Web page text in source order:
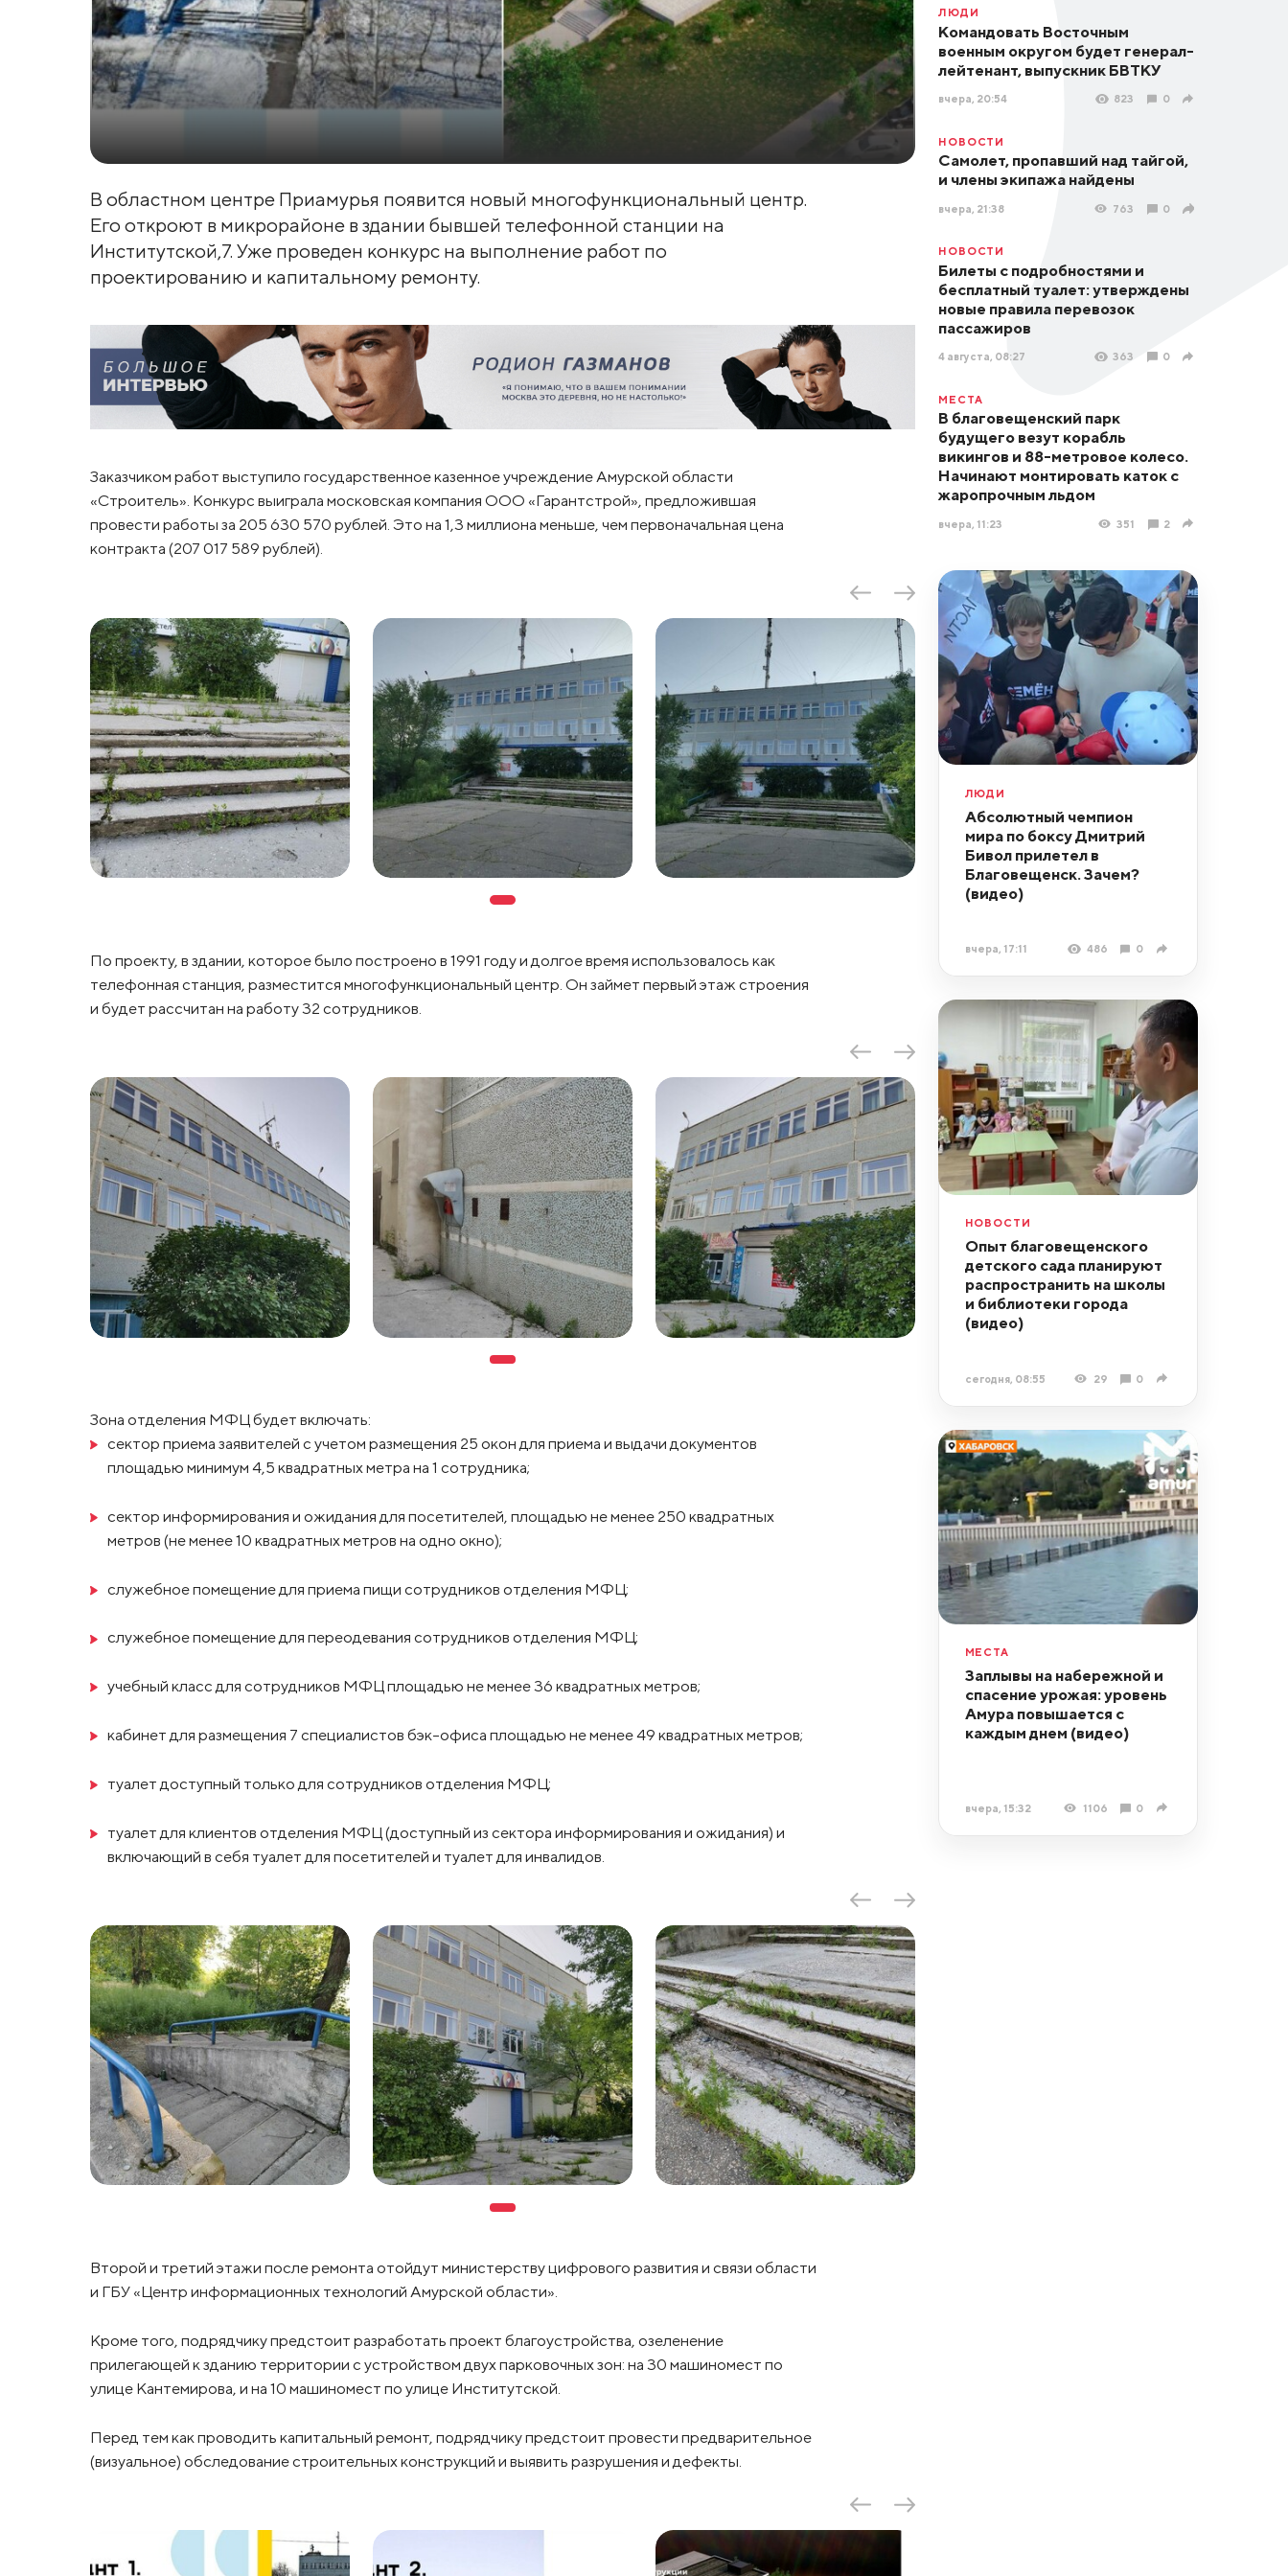
В областном центре Приамурья появится новый многофункциональный центр.
Его откроют в микрорайоне в здании бывшей телефонной станции на
Институтской,7. Уже проведен конкурс на выполнение работ по
проектированию и капитальному ремонту.
Заказчиком работ выступило государственное казенное учреждение Амурской области
«Строитель». Конкурс выиграла московская компания ООО «Гарантстрой», предложившая
провести работы за 205 630 570 рублей. Это на 1,3 миллиона меньше, чем первоначальная цена
контракта (207 017 589 рублей).
По проекту, в здании, которое было построено в 1991 году и долгое время использовалось как
телефонная станция, разместится многофункциональный центр. Он займет первый этаж строения
и будет рассчитан на работу 32 сотрудников.
Зона отделения МФЦ будет включать:
сектор приема заявителей с учетом размещения 25 окон для приема и выдачи документов
площадью минимум 4,5 квадратных метра на 1 сотрудника;
сектор информирования и ожидания для посетителей, площадью не менее 250 квадратных
метров (не менее 10 квадратных метров на одно окно);
служебное помещение для приема пищи сотрудников отделения МФЦ;
служебное помещение для переодевания сотрудников отделения МФЦ;
учебный класс для сотрудников МФЦ площадью не менее 36 квадратных метров;
кабинет для размещения 7 специалистов бэк-офиса площадью не менее 49 квадратных метров;
туалет доступный только для сотрудников отделения МФЦ;
туалет для клиентов отделения МФЦ (доступный из сектора информирования и ожидания) и
включающий в себя туалет для посетителей и туалет для инвалидов.
Второй и третий этажи после ремонта отойдут министерству цифрового развития и связи области
и ГБУ «Центр информационных технологий Амурской области».
Кроме того, подрядчику предстоит разработать проект благоустройства, озеленение
прилегающей к зданию территории с устройством двух парковочных зон: на 30 машиномест по
улице Кантемирова, и на 10 машиномест по улице Институтской.
Перед тем как проводить капитальный ремонт, подрядчику предстоит провести предварительное
(визуальное) обследование строительных конструкций и выявить разрушения и дефекты.
ЛЮДИ
Командовать Восточным
военным округом будет генерал-
лейтенант, выпускник БВТКУ
вчера, 20:54 823 0
НОВОСТИ
Самолет, пропавший над тайгой,
и члены экипажа найдены
вчера, 21:38 763 0
НОВОСТИ
Билеты с подробностями и
бесплатный туалет: утверждены
новые правила перевозок
пассажиров
4 августа, 08:27 363 0
МЕСТА
В благовещенский парк
будущего везут корабль
викингов и 88-метровое колесо.
Начинают монтировать каток с
жаропрочным льдом
вчера, 11:23 351 2
ЛЮДИ
Абсолютный чемпион
мира по боксу Дмитрий
Бивол прилетел в
Благовещенск. Зачем?
(видео)
вчера, 17:11 486 0
НОВОСТИ
Опыт благовещенского
детского сада планируют
распространить на школы
и библиотеки города
(видео)
сегодня, 08:55 29 0
МЕСТА
Заплывы на набережной и
спасение урожая: уровень
Амура повышается с
каждым днем (видео)
вчера, 15:32 1106 0